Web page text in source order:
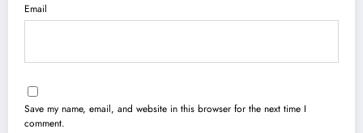
Email
Save my name, email, and website in this browser for the next time I
comment.